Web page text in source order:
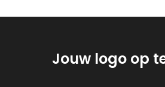
Jouw logo op